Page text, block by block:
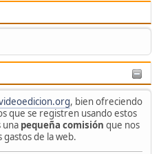
, bien ofreciendo
que se registren usando estos
una pequeña comisión que nos
gastos de la web.